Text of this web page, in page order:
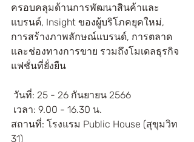
ครอบคลุมด้านการพัฒนาสินค้าและ
แบรนด์, Insight ของผู้บริโภคยุคใหม่,
การสร้างภาพลักษณ์แบรนด์, การตลาด
และช่องทางการขาย รวมถึงโมเดลธุรกิจ
แฟชั่นที่ยั่งยืน
วันที่: 25 - 26 กันยายน 2566
เวลา: 9.00 - 16.30 น.
สถานที่: โรงแรม Public House (สุขุมวิท
31)